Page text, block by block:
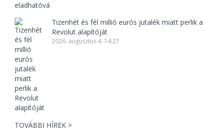
Tizenhét és fél millió eurós jutalék miatt perlik a
Revolut alapítóját
2026. augusztus 4. 14:27
TOVÁBBI HÍREK >